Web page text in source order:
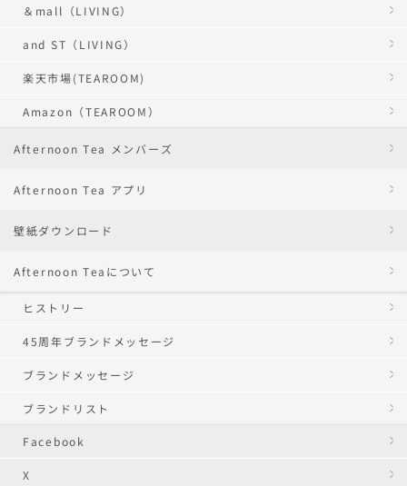
＆mall（LIVING）
and ST（LIVING）
楽天市場(TEAROOM)
Amazon（TEAROOM）
Afternoon Tea メンバーズ
Afternoon Tea アプリ
壁紙ダウンロード
Afternoon Teaについて
ヒストリー
45周年ブランドメッセージ
ブランドメッセージ
ブランドリスト
Facebook
X